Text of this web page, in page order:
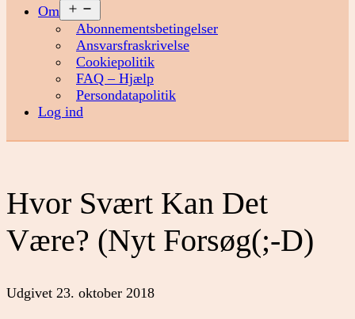
Om
menu
Abonnementsbetingelser
Ansvarsfraskrivelse
Cookiepolitik
FAQ – Hjælp
Persondatapolitik
Log ind
Hvor Svært Kan Det
Være? (Nyt Forsøg(;-D)
Udgivet 23. oktober 2018